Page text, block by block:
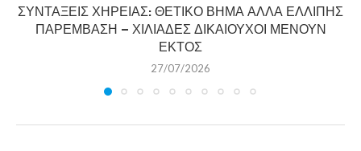
ΣΥΝΤΑΞΕΙΣ ΧΗΡΕΙΑΣ: ΘΕΤΙΚΟ ΒΗΜΑ ΑΛΛΑ ΕΛΛΙΠΗΣ
ΠΑΡΕΜΒΑΣΗ – ΧΙΛΙΑΔΕΣ ΔΙΚΑΙΟΥΧΟΙ ΜΕΝΟΥΝ
ΕΚΤΟΣ
27/07/2026